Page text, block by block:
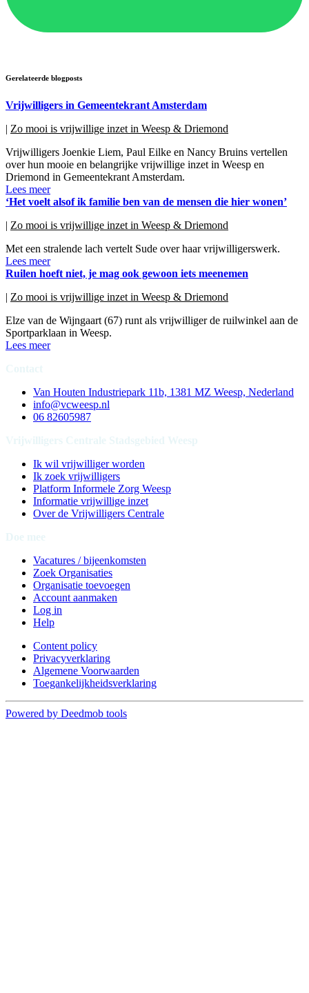
Gerelateerde blogposts
Vrijwilligers in Gemeentekrant Amsterdam
| Zo mooi is vrijwillige inzet in Weesp & Driemond
Vrijwilligers Joenkie Liem, Paul Eilke en Nancy Bruins vertellen
over hun mooie en belangrijke vrijwillige inzet in Weesp en
Driemond in Gemeentekrant Amsterdam.
Lees meer
‘Het voelt alsof ik familie ben van de mensen die hier wonen’
| Zo mooi is vrijwillige inzet in Weesp & Driemond
Met een stralende lach vertelt Sude over haar vrijwilligerswerk.
Lees meer
Ruilen hoeft niet, je mag ook gewoon iets meenemen
| Zo mooi is vrijwillige inzet in Weesp & Driemond
Elze van de Wijngaart (67) runt als vrijwilliger de ruilwinkel aan de
Sportparklaan in Weesp.
Lees meer
Van Houten Industriepark 11b, 1381 MZ Weesp, Nederland
info@vcweesp.nl
06 82605987
Ik wil vrijwilliger worden
Ik zoek vrijwilligers
Platform Informele Zorg Weesp
Informatie vrijwillige inzet
Over de Vrijwilligers Centrale
Vacatures / bijeenkomsten
Zoek Organisaties
Organisatie toevoegen
Account aanmaken
Log in
Help
Content policy
Privacyverklaring
Algemene Voorwaarden
Toegankelijkheidsverklaring
Powered by Deedmob tools